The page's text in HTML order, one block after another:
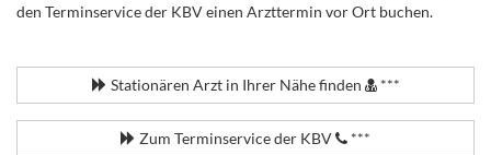
den Terminservice der KBV einen Arzttermin vor Ort buchen.
Stationären Arzt in Ihrer Nähe finden ***
Zum Terminservice der KBV ***